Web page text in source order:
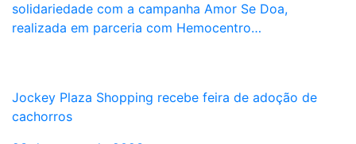
solidariedade com a campanha Amor Se Doa,
realizada em parceria com Hemocentro…
Jockey Plaza Shopping recebe feira de adoção de
cachorros